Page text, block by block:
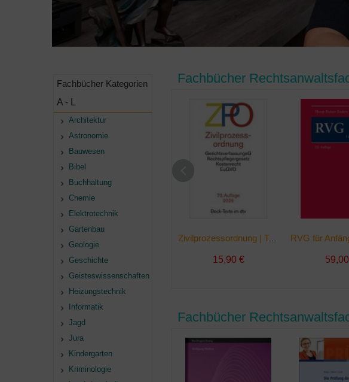
Fachbücher Kategorien
A - L
Architektur
Astronomie
Bauwesen
Bibel
Buchhaltung
Chemie
Elektrotechnik
Gartenbau
Geologie
Geschichte
Geisteswissenschaften
Heizungstechnik
Informatik
Jagd
Jura
Kindergarten
Kriminologie
Fachbücher
Zivilprozessordnung | Taschenbuch
15,90 €
Fachbücher